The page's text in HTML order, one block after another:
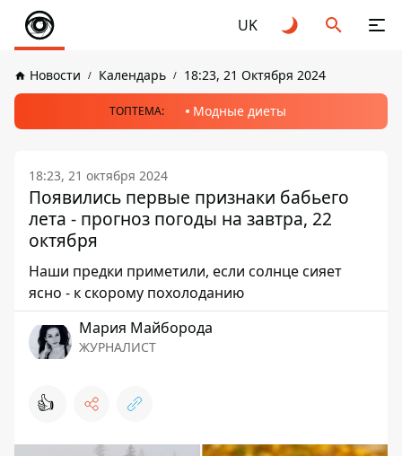
UK
Новости Календарь 18:23, 21 Октября 2024
ТОПТЕМА: Модные диеты
18:23, 21 октября 2024
Появились первые признаки бабьего
лета - прогноз погоды на завтра, 22
октября
Наши предки приметили, если солнце сияет
ясно - к скорому похолоданию
Мария Майборода
ЖУРНАЛИСТ
👍